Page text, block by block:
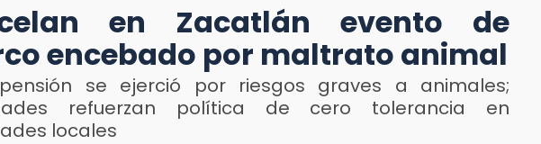
en Zacatlán evento de
encebado por maltrato animal
se ejerció por riesgos graves a animales;
refuerzan política de cero tolerancia en
locales